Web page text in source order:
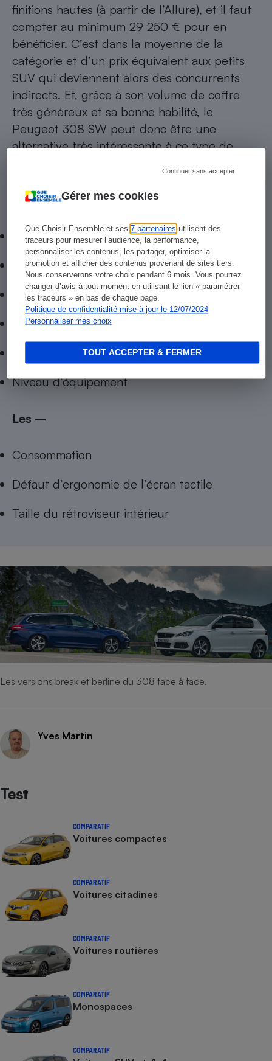
Gérer mes cookies
Que Choisir Ensemble et ses7 partenaires utilisent des
traceurs pour mesurer l’audience, la performance,
personnaliser les contenus, les partager, optimiser la
promotion et afficher des contenus provenant de sites tiers.
Nous conserverons votre choix pendant 6 mois. Vous pourrez
changer d’avis à tout moment en utilisant le lien « paramétrer
les traceurs » en bas de chaque page.
Politique de confidentialité mise à jour le 12/07/2024
Personnaliser mes choix
Continuer sans accepter
TOUT ACCEPTER & FERMER
finitions hautes (à partir de l’Allure), et il faut
compter au minimum 29 250 € pour en
bénéficier. C’est dans la moyenne de la
catégorie et d’un prix équivalent aux petits
SUV qui deviennent alors des concurrents
indirects. Et, grâce à son volume de coffre
très généreux et sa bonne habilité, le
Peugeot 308 SW peut donc être une
alternative très intéressante à ce type de
Les +
Volume de coffre
Ligne
Confort
Agrément d’utilisation
Niveau d’équipement
Les –
Consommation
Défaut d’ergonomie de l’écran tactile
Taille du rétroviseur intérieur
Les versions break et berline du 308 face à face.
Yves Martin
Test
COMPARATIF
Voitures compactes
COMPARATIF
Voitures citadines
COMPARATIF
Voitures routières
COMPARATIF
Monospaces
COMPARATIF